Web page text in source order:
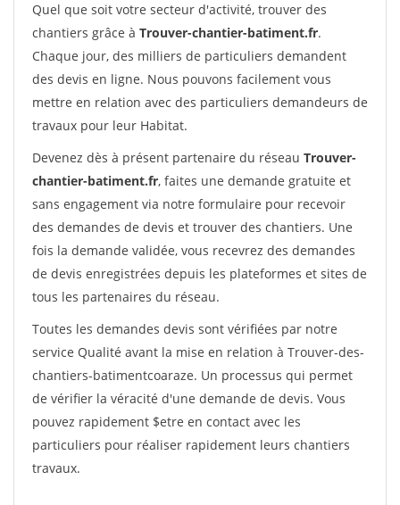
Quel que soit votre secteur d'activité, trouver des
chantiers grâce à Trouver-chantier-batiment.fr.
Chaque jour, des milliers de particuliers demandent
des devis en ligne. Nous pouvons facilement vous
mettre en relation avec des particuliers demandeurs de
travaux pour leur Habitat.
Devenez dès à présent partenaire du réseau Trouver-
chantier-batiment.fr, faites une demande gratuite et
sans engagement via notre formulaire pour recevoir
des demandes de devis et trouver des chantiers. Une
fois la demande validée, vous recevrez des demandes
de devis enregistrées depuis les plateformes et sites de
tous les partenaires du réseau.
Toutes les demandes devis sont vérifiées par notre
service Qualité avant la mise en relation à Trouver-des-
chantiers-batimentcoaraze. Un processus qui permet
de vérifier la véracité d'une demande de devis. Vous
pouvez rapidement $etre en contact avec les
particuliers pour réaliser rapidement leurs chantiers
travaux.